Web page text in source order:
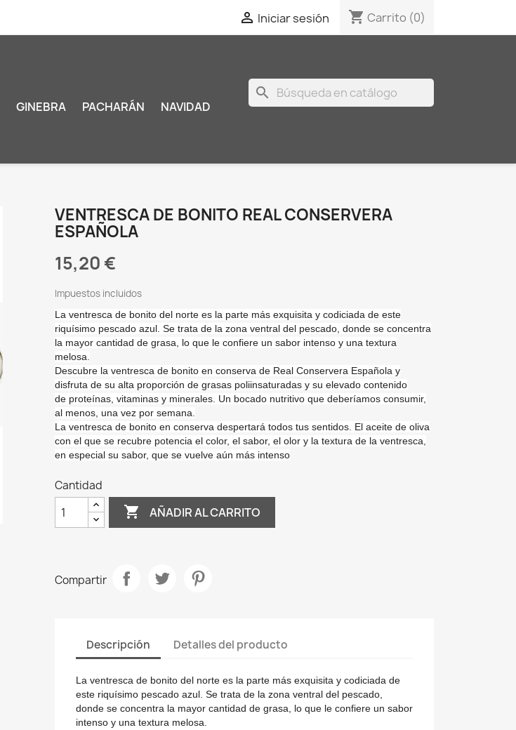
 Iniciar sesión shopping_cart Carrito (0)
GINEBRA PACHARÁN NAVIDAD
search
VENTRESCA DE BONITO REAL CONSERVERA
ESPAÑOLA
15,20 €
Impuestos incluidos
La ventresca de bonito del norte es la parte más exquisita y codiciada de este
riquísimo pescado azul. Se trata de la zona ventral del pescado, donde se concentra
la mayor cantidad de grasa, lo que le confiere un sabor intenso y una textura
melosa.
Descubre la ventresca de bonito en conserva de Real Conservera Española y
disfruta de su alta proporción de grasas poliinsaturadas y su elevado contenido
de proteínas, vitaminas y minerales. Un bocado nutritivo que deberíamos consumir,
al menos, una vez por semana.
La ventresca de bonito en conserva despertará todos tus sentidos. El aceite de oliva
con el que se recubre potencia el color, el sabor, el olor y la textura de la ventresca,
en especial su sabor, que se vuelve aún más intenso
Cantidad
 AÑADIR AL CARRITO
Compartir
Descripción Detalles del producto
La ventresca de bonito del norte es la parte más exquisita y codiciada de
este riquísimo pescado azul. Se trata de la zona ventral del pescado,
donde se concentra la mayor cantidad de grasa, lo que le confiere un sabor
intenso y una textura melosa.